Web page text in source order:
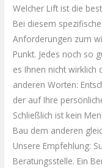
Welcher Lift ist die
Bei diesem
Anforderungen zum
Punkt. Jedes noch so
es Ihnen nicht wirklich
anderen Worten:
der auf Ihre
Schließlich ist kein
Bau dem anderen
Unsere Empfehlung:
Beratungsstelle. Ein